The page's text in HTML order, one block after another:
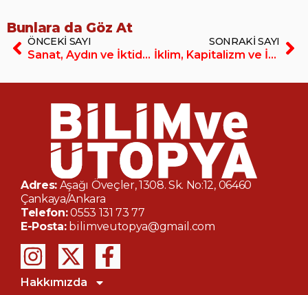
Bunlara da Göz At
ÖNCEKI SAYI
Sanat, Aydın ve İktidar (E-Dergi/PDF)
SONRAKI SAYI
İklim, Kapitalizm ve İnsan (E-Dergi/PDF)
Adres: Aşağı Öveçler, 1308. Sk. No:12, 06460
Çankaya/Ankara
Telefon:0553 131 73 77
E-Posta: bilimveutopya@gmail.com
Hakkımızda